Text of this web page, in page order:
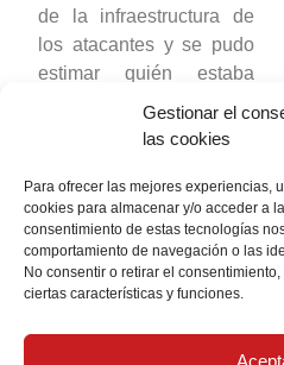
Gestionar el
las cookies
Para ofrecer las mejores experiencias,
cookies para almacenar y/o acceder a
consentimiento de estas tecnologías
comportamiento de navegación o las
No consentir o retirar el
ciertas características y funciones.
de la infraestructura de
los atacantes y se pudo
estimar quién estaba
detrás de dicho ataque, o
Advanced Persistent
Nota legal